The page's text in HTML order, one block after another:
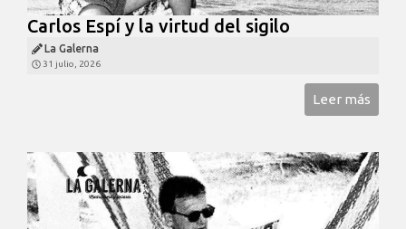
Carlos Espí y la virtud del sigilo
La Galerna
31 julio, 2026
Leer más